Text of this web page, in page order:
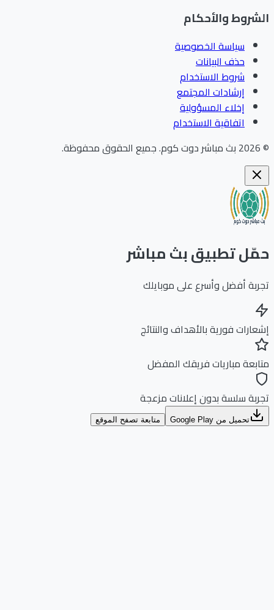
والأحكام
سياسة الخصوصية
حذف البيانات
شروط الاستخدام
إرشادات المجتمع
إخلاء المسؤولية
اتفاقية الاستخدام
بث مباشر دوت كوم.جميع الحقوق محفوظة.
تطبيق بث مباشر
أفضل وأسرع على موبايلك
فورية بالأهداف والنتائج
مباريات فريقك المفضل
سلسة بدون إعلانات مزعجة
تحميل من Google Play متابعة تصفح الموقع